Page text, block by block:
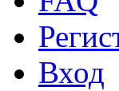
Вход